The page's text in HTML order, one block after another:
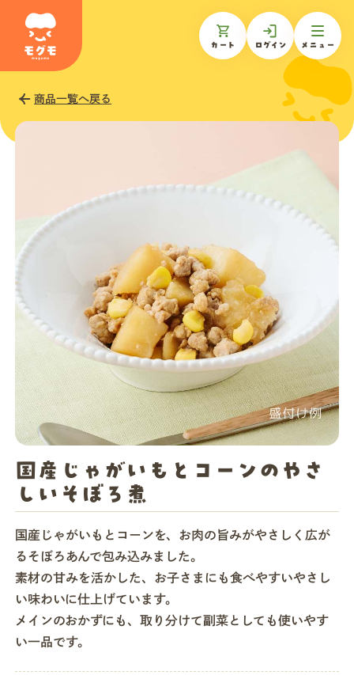
カート ログイン メニュー
モグモについて
お知らせ
お客様の声
店舗一覧
モグモマガジン
今すぐお得に始める
商品一覧へ戻る
国産じゃがいもとコーンのやさ
しいそぼろ煮
国産じゃがいもとコーンを、お肉の旨みがやさしく広が
るそぼろあんで包み込みました。
素材の甘みを活かした、お子さまにも食べやすいやさし
い味わいに仕上げています。
メインのおかずにも、取り分けて副菜としても使いやす
い一品です。